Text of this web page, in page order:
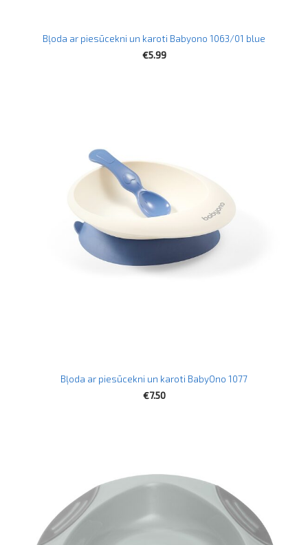
Bļoda ar piesūcekni un karoti Babyono 1063/01 blue
€5.99
Bļoda ar piesūcekni un karoti BabyOno 1077
€7.50